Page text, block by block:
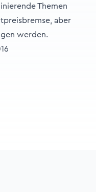
Themen
aber
werden.